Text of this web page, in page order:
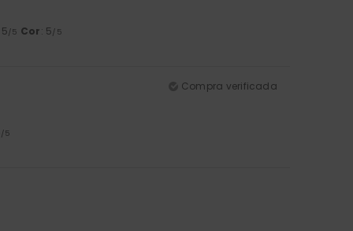
/5 Cor: 5/5
Compra verificada
/5